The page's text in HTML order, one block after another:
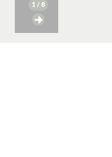
1 / 8